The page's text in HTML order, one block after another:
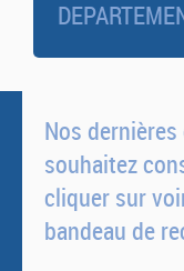
Nos
souhaitez
cliquer sur
bandeau de